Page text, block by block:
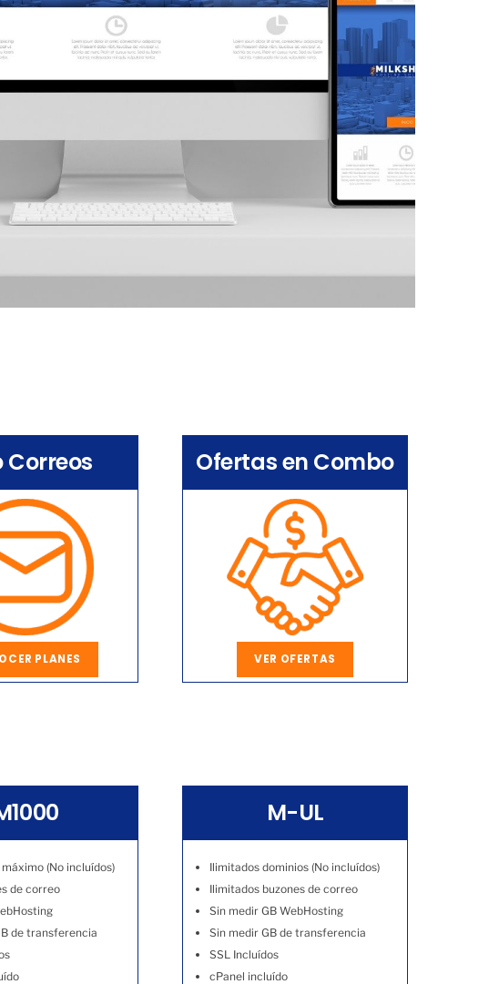
Correos
PLANES
Ofertas en Combo
VER OFERTAS
(No incluídos)
de correo
de transferencia
M-UL
Ilimitados dominios (No incluídos)
Ilimitados buzones de correo
Sin medir GB WebHosting
Sin medir GB de transferencia
SSL Incluídos
cPanel incluído